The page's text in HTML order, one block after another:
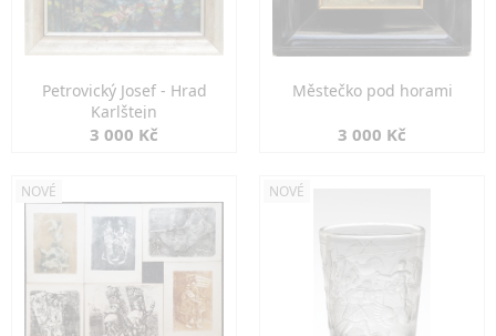
Petrovický Josef - Hrad
Karlštejn
3 000 Kč
Městečko pod horami
3 000 Kč
NOVÉ NOVÉ